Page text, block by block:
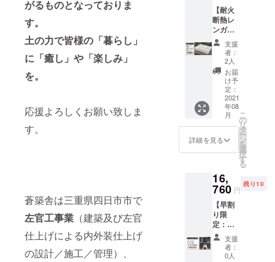
がるものとなっておりま
す。
土の力で皆様の「暮らし」
に「癒し」や「楽しみ」
を。
応援よろしくお願い致しま
す。
蒼築舎は三重県四日市市で
左官工事業 （建築及び左官
仕上げによる内外装仕上げ
の設計／施工／管理）、
一級左官の
部において
三重県知事
賞
2019年 三重
県青年優良
技能者表彰
『若い感性
をいかした
新しい左官
の価値を見
鑽してい
蒼築舎株式
会社の代表
取締役 松
木憲司の未
可能で
す。 焼
肉から
餃子に
ムニエ
ル、お
好み焼
きなど
七輪ス
タイル
での焼
き物調
理が幅
広くお
板で
す。
料２つ
付きの
プラン
になり
ます。
表面加
【耐火
断熱レ
ンガ（
3個set
）】 一
般的に
販売さ
れてい
る耐火
レンガ
の1/3の
重さ
で、と
ても軽
い素材
す。 ま
た、断
熱・耐
火に優
れてい
るレン
ガで
す。
+固形燃
支援
者：
2人
お届
け予
定：
2021
年08
月
詳細を見る
こ
の
リ
タ
ー
ン
を
選
択
す
る
16,
760 円
残り10
【早割
り限
定：コ
ヘッツ
イ
HAJIM
支援
者：
0人